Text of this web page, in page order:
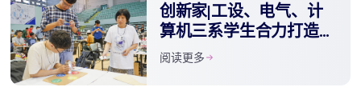
创新家|​工设、电气、计
算机三系学生合力打造老
年中风患者复健器材
阅读更多